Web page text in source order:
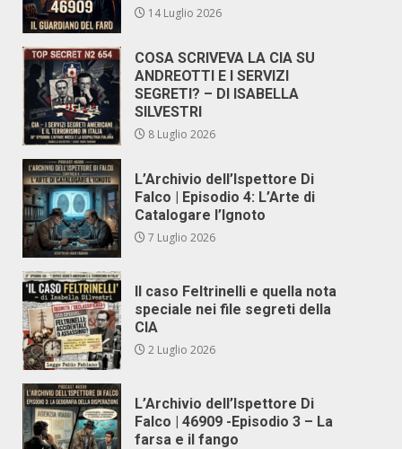
14 Luglio 2026
COSA SCRIVEVA LA CIA SU
ANDREOTTI E I SERVIZI
SEGRETI? – DI ISABELLA
SILVESTRI
8 Luglio 2026
L’Archivio dell’Ispettore Di
Falco | Episodio 4: L’Arte di
Catalogare l’Ignoto
7 Luglio 2026
Il caso Feltrinelli e quella nota
speciale nei file segreti della
CIA
2 Luglio 2026
L’Archivio dell’Ispettore Di
Falco | 46909 -Episodio 3 – La
farsa e il fango